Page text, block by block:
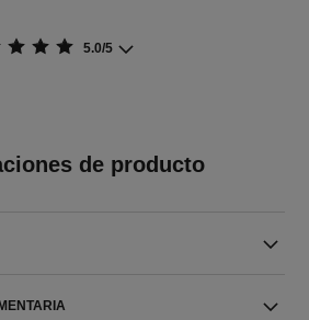
5.0/5
de producto